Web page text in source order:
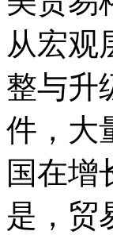
从宏观
整与升
件，大
国在增
是，贸